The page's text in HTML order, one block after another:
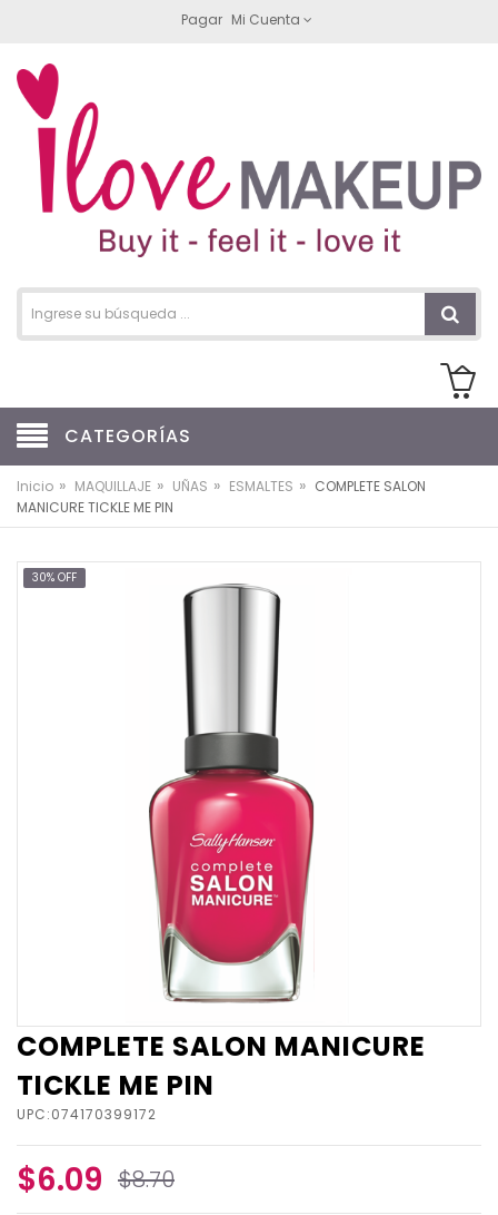
Pagar Mi Cuenta
CATEGORÍAS
Inicio » MAQUILLAJE » UÑAS » ESMALTES » COMPLETE SALON
MANICURE TICKLE ME PIN
30% OFF
COMPLETE SALON MANICURE
TICKLE ME PIN
UPC:074170399172
$6.09 $8.70